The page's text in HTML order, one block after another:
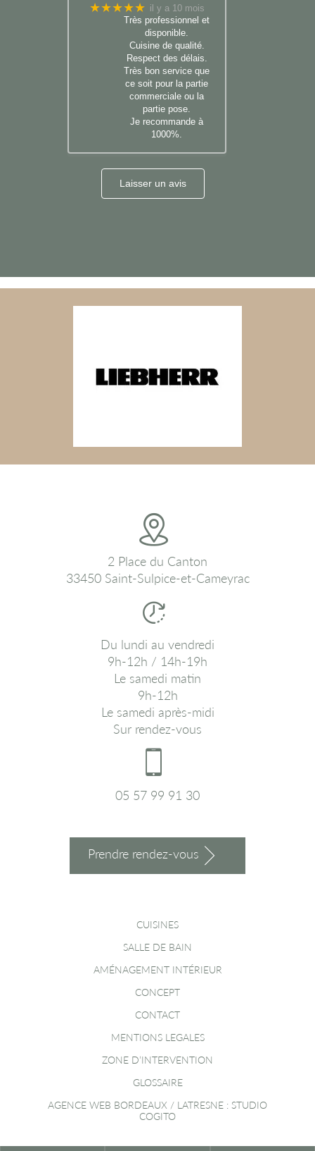
★★★★★ il y a 10 mois
Très professionnel et
disponible.
Cuisine de qualité.
Respect des délais.
Très bon service que
ce soit pour la partie
commerciale ou la
partie pose.
Je recommande à
1000%.
Laisser un avis
2 Place du Canton
33450 Saint-Sulpice-et-Cameyrac
Du lundi au vendredi
9h-12h / 14h-19h
Le samedi matin
9h-12h
Le samedi après-midi
Sur rendez-vous
05 57 99 91 30
Prendre rendez-vous
CUISINES
SALLE DE BAIN
AMÉNAGEMENT INTÉRIEUR
CONCEPT
CONTACT
MENTIONS LEGALES
ZONE D’INTERVENTION
GLOSSAIRE
AGENCE WEB BORDEAUX / LATRESNE : STUDIO
COGITO